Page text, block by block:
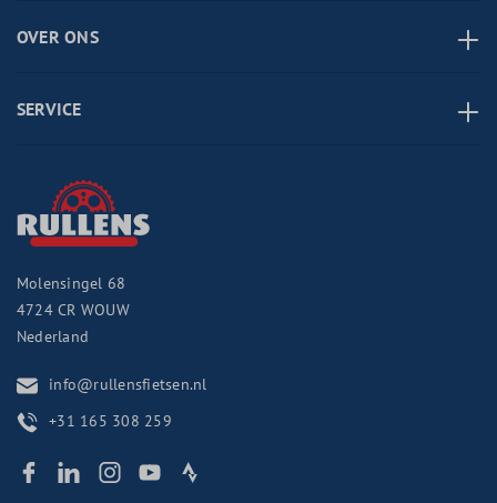
OVER ONS
SERVICE
Molensingel 68
4724 CR WOUW
Nederland
info@rullensfietsen.nl
+31 165 308 259